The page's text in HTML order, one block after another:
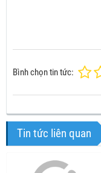
Bình chọn tin tức:
Tin tức liên quan